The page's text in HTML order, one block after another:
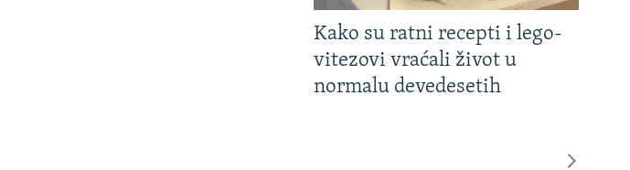
Kako su ratni recepti i lego-
vitezovi vraćali život u
normalu devedesetih